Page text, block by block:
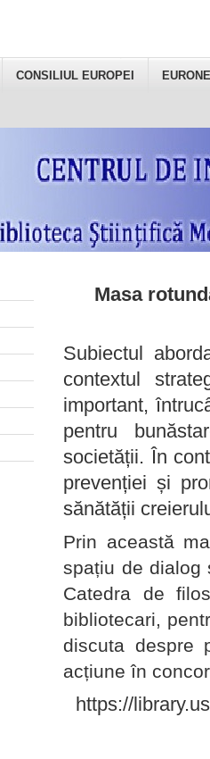
CONSILIUL EUROPEI
Masa
Subiectul
contextul
important,
pentru
societății. În
prevenției și
sănătății
Prin această
spațiu de dialog
Catedra de
bibliotecari,
discuta despre
acțiune în
https://